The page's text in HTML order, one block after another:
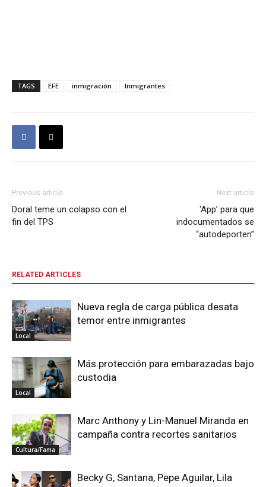
TAGS EFE inmigración Inmigrantes
Previous article
Doral teme un colapso con el
fin del TPS
Next article
‘App’ para que
indocumentados se
“autodeporten”
RELATED ARTICLES
Local
Nueva regla de carga pública desata
temor entre inmigrantes
Local
Más protección para embarazadas bajo
custodia
Cultura/Fama
Marc Anthony y Lin-Manuel Miranda en
campaña contra recortes sanitarios
Becky G, Santana, Pepe Aguilar, Lila